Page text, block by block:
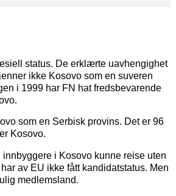
status. De erklærte uavhengighet
ikke Kosovo som en suveren
i 1999 har FN hat fredsbevarende
som en Serbisk provins. Det er 96
Kosovo.
innbyggere i Kosovo kunne reise uten
av EU ikke fått kandidatstatus. Men
medlemsland.